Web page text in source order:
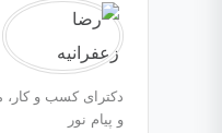
دکترای کسب و کار،
و پیام نور